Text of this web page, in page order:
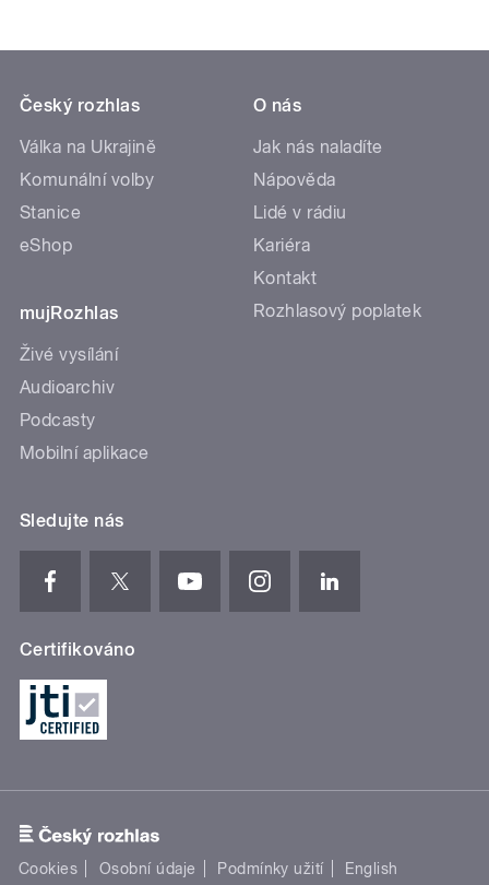
Český rozhlas
Válka na Ukrajině
Komunální volby
Stanice
eShop
mujRozhlas
Živé vysílání
Audioarchiv
Podcasty
Mobilní aplikace
O nás
Jak nás naladíte
Nápověda
Lidé v rádiu
Kariéra
Kontakt
Rozhlasový poplatek
Sledujte nás
Certifikováno
Cookies Osobní údaje Podmínky užití English